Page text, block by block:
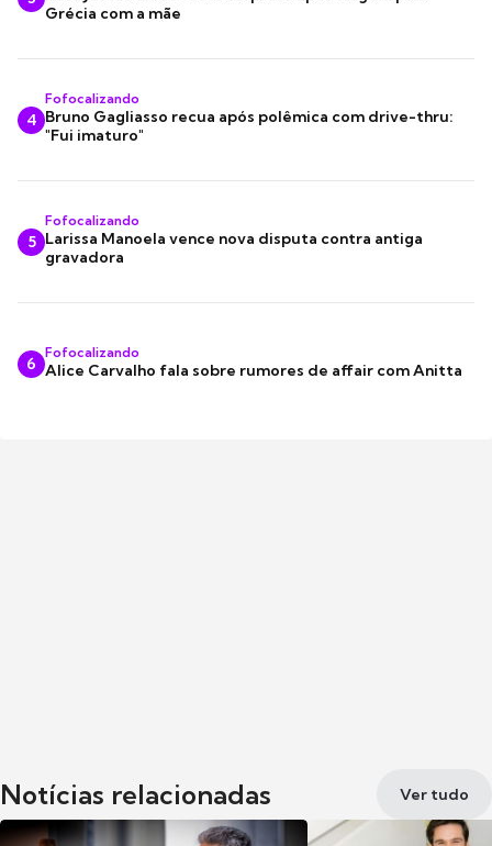
Grécia com a mãe
4
Fofocalizando
Bruno Gagliasso recua após polêmica com drive-thru:
"Fui imaturo"
5
Fofocalizando
Larissa Manoela vence nova disputa contra antiga
gravadora
6
Fofocalizando
Alice Carvalho fala sobre rumores de affair com Anitta
Notícias relacionadas Ver tudo